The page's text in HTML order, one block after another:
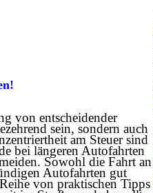
von entscheidender
sein, sondern auch
am Steuer sind
bei längeren Autofahrten
Sowohl die Fahrt an
Autofahrten gut
von praktischen Tipps